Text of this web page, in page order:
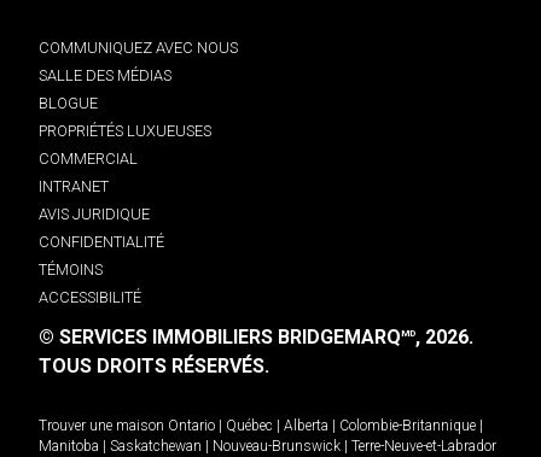
COMMUNIQUEZ AVEC NOUS
SALLE DES MÉDIAS
BLOGUE
PROPRIÉTÉS LUXUEUSES
COMMERCIAL
INTRANET
AVIS JURIDIQUE
CONFIDENTIALITÉ
TÉMOINS
ACCESSIBILITÉ
© SERVICES IMMOBILIERS BRIDGEMARQMD, 2026.
TOUS DROITS RÉSERVÉS.
Trouver une maison Ontario Québec Alberta Colombie-Britannique
Manitoba
Saskatchewan Nouveau-Brunswick
Terre-Neuve-et-Labrador